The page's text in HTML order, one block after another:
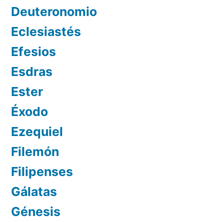
Deuteronomio
Eclesiastés
Efesios
Esdras
Ester
Éxodo
Ezequiel
Filemón
Filipenses
Gálatas
Génesis